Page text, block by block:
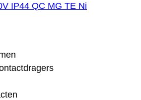
IP44 QC MG TE Ni